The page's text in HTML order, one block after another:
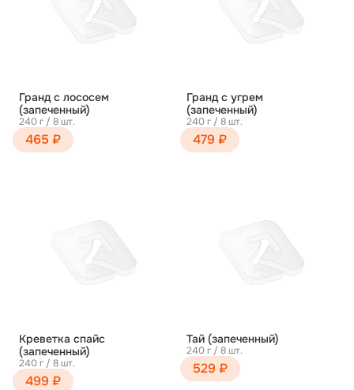
Гранд с лососем
(запеченный)
240 г / 8 шт.
465 ₽
Гранд с угрем
(запеченный)
240 г / 8 шт.
479 ₽
Креветка спайс
(запеченный)
240 г / 8 шт.
499 ₽
Тай (запеченный)
240 г / 8 шт.
529 ₽